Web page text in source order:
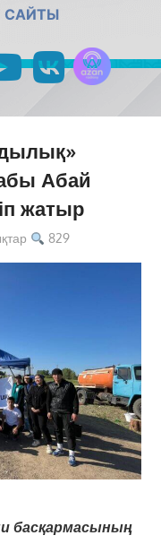
САЙТЫ
youtubevk
Абай
жатыр
829
басқармасының